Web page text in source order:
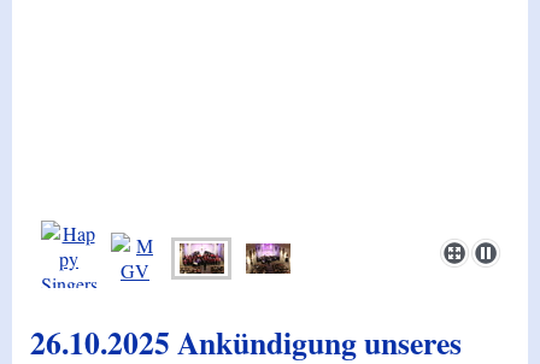
26.10.2025 Ankündigung unseres